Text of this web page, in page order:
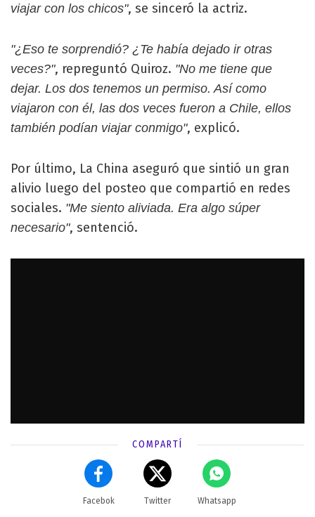
viajar con los chicos", se sinceró la actriz.
"¿Eso te sorprendió? ¿Te había dejado ir otras
veces?", repreguntó Quiroz. "No me tiene que
dejar. Los dos tenemos un permiso. Así como
viajaron con él, las dos veces fueron a Chile, ellos
también podían viajar conmigo", explicó.
Por último, La China aseguró que sintió un gran
alivio luego del posteo que compartió en redes
sociales. "Me siento aliviada. Era algo súper
necesario", sentenció.
COMPARTÍ
Facebok Twitter Whatsapp